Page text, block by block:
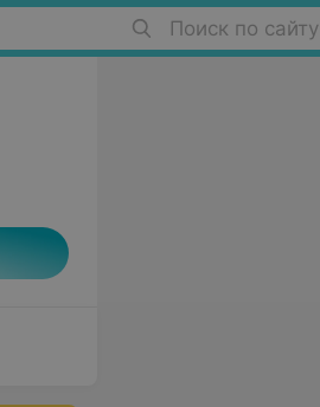
Поиск по сайту